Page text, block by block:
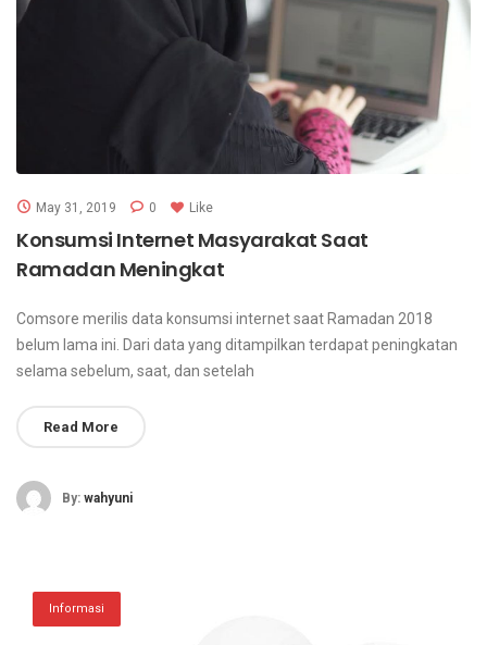
May 31, 2019 0 Like
Konsumsi Internet Masyarakat Saat
Ramadan Meningkat
Comsore merilis data konsumsi internet saat Ramadan 2018
belum lama ini. Dari data yang ditampilkan terdapat peningkatan
selama sebelum, saat, dan setelah
Read More
By: wahyuni
Informasi